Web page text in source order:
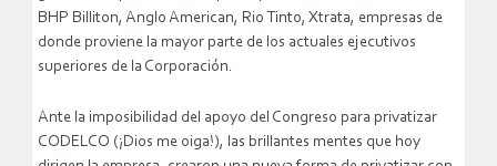
BHP Billiton, Anglo American, Rio Tinto, Xtrata, empresas de
donde proviene la mayor parte de los actuales ejecutivos
superiores de la Corporación.
Ante la imposibilidad del apoyo del Congreso para privatizar
CODELCO (¡Dios me oiga!), las brillantes mentes que hoy